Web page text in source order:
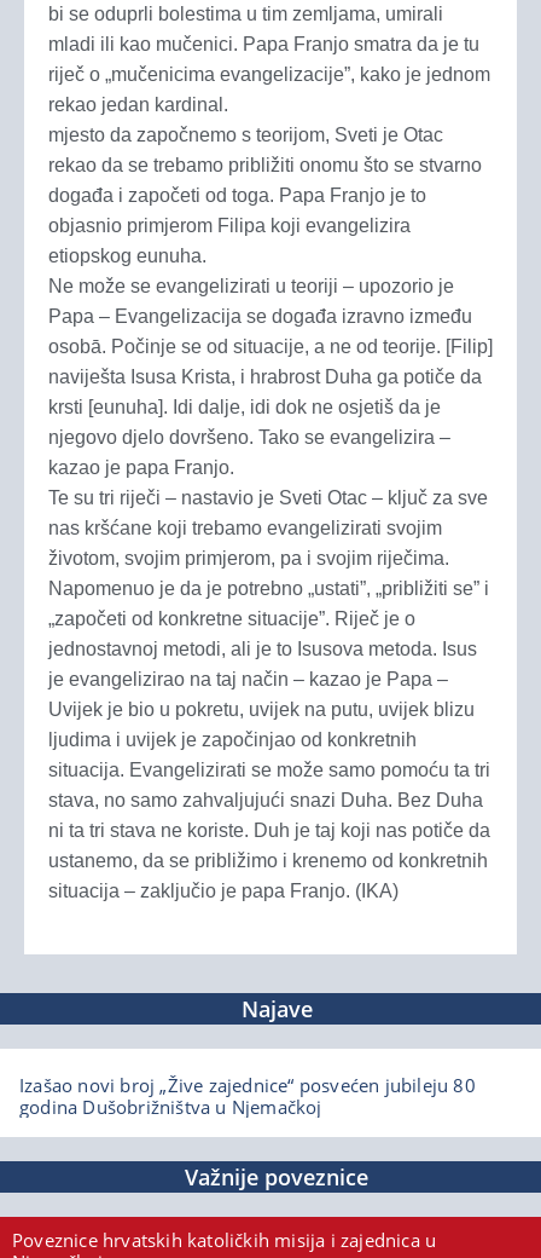
bi se oduprli bolestima u tim zemljama, umirali
mladi ili kao mučenici. Papa Franjo smatra da je tu
riječ o „mučenicima evangelizacije”, kako je jednom
rekao jedan kardinal.
mjesto da započnemo s teorijom, Sveti je Otac
rekao da se trebamo približiti onomu što se stvarno
događa i započeti od toga. Papa Franjo je to
objasnio primjerom Filipa koji evangelizira
etiopskog eunuha.
Ne može se evangelizirati u teoriji – upozorio je
Papa – Evangelizacija se događa izravno između
osobā. Počinje se od situacije, a ne od teorije. [Filip]
naviješta Isusa Krista, i hrabrost Duha ga potiče da
krsti [eunuha]. Idi dalje, idi dok ne osjetiš da je
njegovo djelo dovršeno. Tako se evangelizira –
kazao je papa Franjo.
Te su tri riječi – nastavio je Sveti Otac – ključ za sve
nas kršćane koji trebamo evangelizirati svojim
životom, svojim primjerom, pa i svojim riječima.
Napomenuo je da je potrebno „ustati”, „približiti se” i
„započeti od konkretne situacije”. Riječ je o
jednostavnoj metodi, ali je to Isusova metoda. Isus
je evangelizirao na taj način – kazao je Papa –
Uvijek je bio u pokretu, uvijek na putu, uvijek blizu
ljudima i uvijek je započinjao od konkretnih
situacija. Evangelizirati se može samo pomoću ta tri
stava, no samo zahvaljujući snazi Duha. Bez Duha
ni ta tri stava ne koriste. Duh je taj koji nas potiče da
ustanemo, da se približimo i krenemo od konkretnih
situacija – zaključio je papa Franjo. (IKA)
Najave
Izašao novi broj „Žive zajednice“ posvećen jubileju 80
godina Dušobrižništva u Njemačkoj
Važnije poveznice
Poveznice hrvatskih katoličkih misija i zajednica u